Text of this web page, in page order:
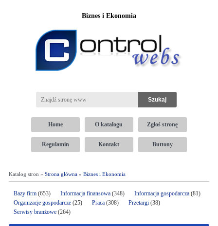
Biznes i Ekonomia
Home O katalogu Zgłoś stronę
Regulamin Kontakt Buttony
Katalog stron » Strona główna» Biznes i Ekonomia
Bazy firm(653) Informacja finansowa(348) Informacja gospodarcza(81)
Organizacje gospodarcze(25) Praca(308) Przetargi(38)
Serwisy branżowe(264)